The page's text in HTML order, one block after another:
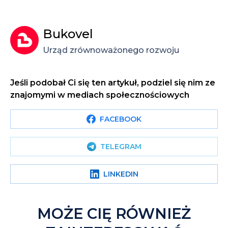
Bukovel
Urząd zrównoważonego rozwoju
Jeśli podobał Ci się ten artykuł, podziel się nim ze
znajomymi w mediach społecznościowych
FACEBOOK
TELEGRAM
LINKEDIN
MOŻE CIĘ RÓWNIEŻ